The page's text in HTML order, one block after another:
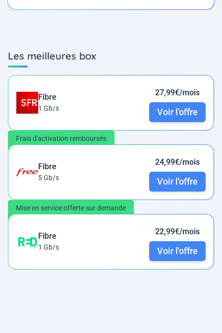
Les meilleures box
Fibre
1 Gb/s
27,99€/mois
Voir l'offre
Frais d'activation remboursés
Fibre
5 Gb/s
24,99€/mois
Voir l'offre
Mise en service offerte sur demande
Fibre
1 Gb/s
22,99€/mois
Voir l'offre